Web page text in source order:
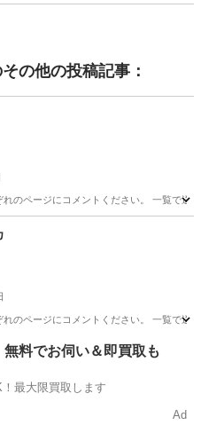
の他の投稿記事：
のページにコメントください。 一覧で
ション
のページにコメントください。 一覧で
トミカ
料でお伺い＆即買取も
最大限買取します
Ad